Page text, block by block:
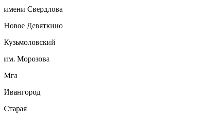
имени Свердлова
Новое Девяткино
Кузьмоловский
им. Морозова
Мга
Ивангород
Старая